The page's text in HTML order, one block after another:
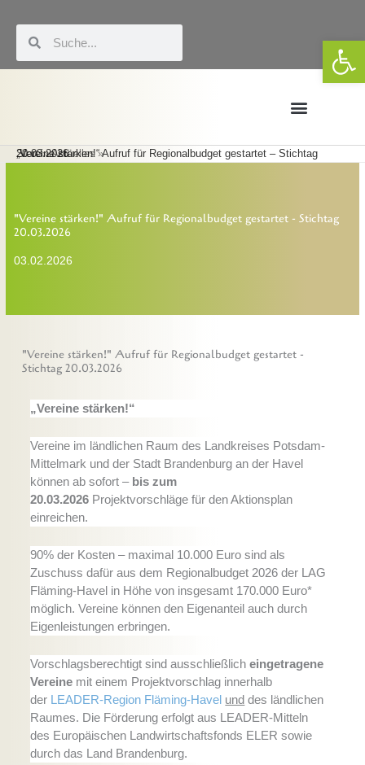
Inhalt
springen
Start Aktuelles
„Vereine stärken!“ Aufruf für Regionalbudget gestartet – Stichtag 20.03.2026
"Vereine stärken!" Aufruf für Regionalbudget gestartet - Stichtag
20.03.2026
03.02.2026
"Vereine stärken!" Aufruf für Regionalbudget gestartet -
Stichtag 20.03.2026
„Vereine stärken!“
Vereine im ländlichen Raum des Landkreises Potsdam-
Mittelmark und der Stadt Brandenburg an der Havel
können ab sofort – bis zum
20.03.2026 Projektvorschläge für den Aktionsplan
einreichen.
90% der Kosten – maximal 10.000 Euro sind als
Zuschuss dafür aus dem Regionalbudget 2026 der LAG
Fläming-Havel in Höhe von insgesamt 170.000 Euro*
möglich. Vereine können den Eigenanteil auch durch
Eigenleistungen erbringen.
Vorschlagsberechtigt sind ausschließlicheingetragene
Vereine mit einem Projektvorschlag innerhalb
der LEADER-Region Fläming-Havel und des ländlichen
Raumes. Die Förderung erfolgt aus LEADER-Mitteln
des Europäischen Landwirtschaftsfonds ELER sowie
durch das Land Brandenburg.